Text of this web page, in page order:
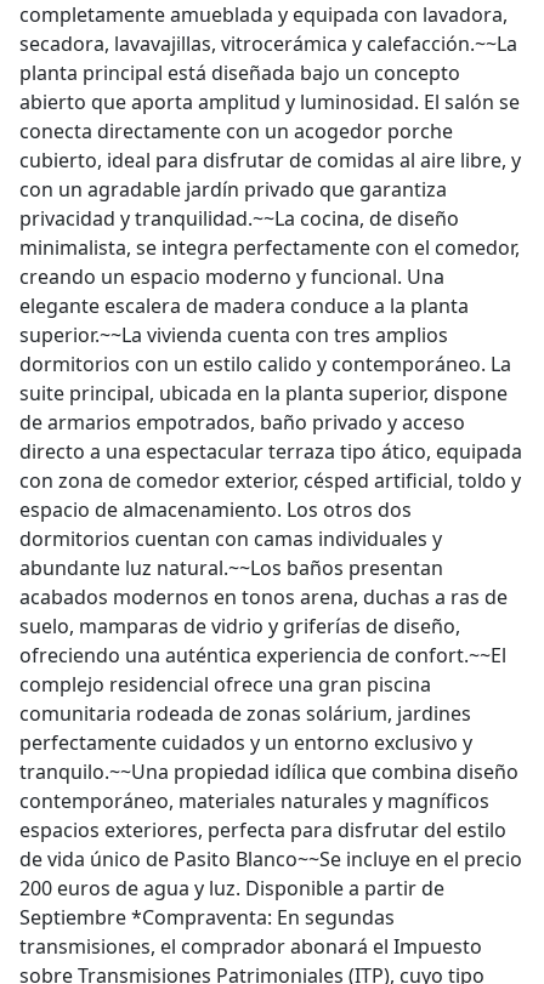
completamente amueblada y equipada con lavadora,
secadora, lavavajillas, vitrocerámica y calefacción.~~La
planta principal está diseñada bajo un concepto
abierto que aporta amplitud y luminosidad. El salón se
conecta directamente con un acogedor porche
cubierto, ideal para disfrutar de comidas al aire libre, y
con un agradable jardín privado que garantiza
privacidad y tranquilidad.~~La cocina, de diseño
minimalista, se integra perfectamente con el comedor,
creando un espacio moderno y funcional. Una
elegante escalera de madera conduce a la planta
superior.~~La vivienda cuenta con tres amplios
dormitorios con un estilo calido y contemporáneo. La
suite principal, ubicada en la planta superior, dispone
de armarios empotrados, baño privado y acceso
directo a una espectacular terraza tipo ático, equipada
con zona de comedor exterior, césped artificial, toldo y
espacio de almacenamiento. Los otros dos
dormitorios cuentan con camas individuales y
abundante luz natural.~~Los baños presentan
acabados modernos en tonos arena, duchas a ras de
suelo, mamparas de vidrio y griferías de diseño,
ofreciendo una auténtica experiencia de confort.~~El
complejo residencial ofrece una gran piscina
comunitaria rodeada de zonas solárium, jardines
perfectamente cuidados y un entorno exclusivo y
tranquilo.~~Una propiedad idílica que combina diseño
contemporáneo, materiales naturales y magníficos
espacios exteriores, perfecta para disfrutar del estilo
de vida único de Pasito Blanco~~Se incluye en el precio
200 euros de agua y luz. Disponible a partir de
Septiembre *Compraventa: En segundas
transmisiones, el comprador abonará el Impuesto
sobre Transmisiones Patrimoniales (ITP), cuyo tipo